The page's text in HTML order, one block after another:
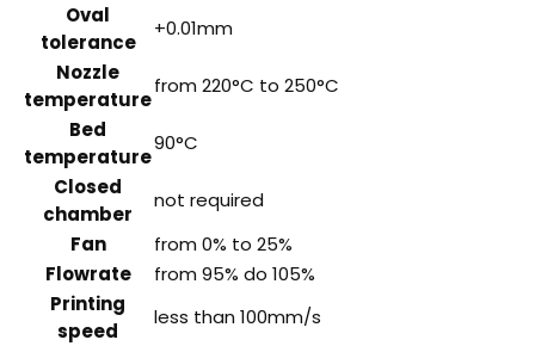
Oval
tolerance
+0.01mm
Nozzle
temperature
from 220°C to 250°C
Bed
temperature
90°C
Closed
chamber
not required
Fan
from 0% to 25%
Flowrate
from 95% do 105%
Printing
speed
less than 100mm/s